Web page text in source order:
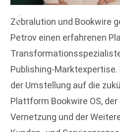
Zebralution und Bookwire
Petrov einen erfahrenen
Publishing-Marktexpertise.
der Umstellung auf die
Plattform Bookwire OS,
Vernetzung und der